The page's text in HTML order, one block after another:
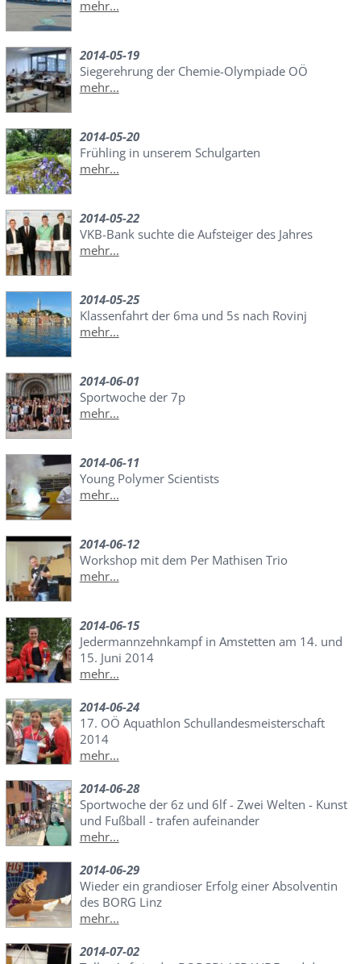
mehr...
2014-05-19
Siegerehrung der Chemie-Olympiade OÖ
mehr...
2014-05-20
Frühling in unserem Schulgarten
mehr...
2014-05-22
VKB-Bank suchte die Aufsteiger des Jahres
mehr...
2014-05-25
Klassenfahrt der 6ma und 5s nach Rovinj
mehr...
2014-06-01
Sportwoche der 7p
mehr...
2014-06-11
Young Polymer Scientists
mehr...
2014-06-12
Workshop mit dem Per Mathisen Trio
mehr...
2014-06-15
Jedermannzehnkampf in Amstetten am 14. und
15. Juni 2014
mehr...
2014-06-24
17. OÖ Aquathlon Schullandesmeisterschaft
2014
mehr...
2014-06-28
Sportwoche der 6z und 6lf - Zwei Welten - Kunst
und Fußball - trafen aufeinander
mehr...
2014-06-29
Wieder ein grandioser Erfolg einer Absolventin
des BORG Linz
mehr...
2014-07-02